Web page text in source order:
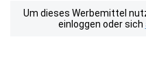
Um dieses Werbemittel
einloggen oder sich